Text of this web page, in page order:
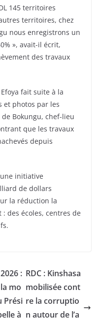
145 territoires
territoires, chez
nous enregistrons un
», avait-il écrit,
des travaux
fait suite à la
et photos par les
Bokungu, chef-lieu
que les travaux
depuis
initiative
de dollars
la réduction la
des écoles, centres de
:
mo
Prési
à
RDC : Kinshasa
mobilisée cont
re la corruptio
n autour de l’a